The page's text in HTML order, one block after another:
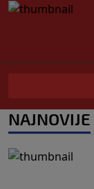
NAJNOVIJE